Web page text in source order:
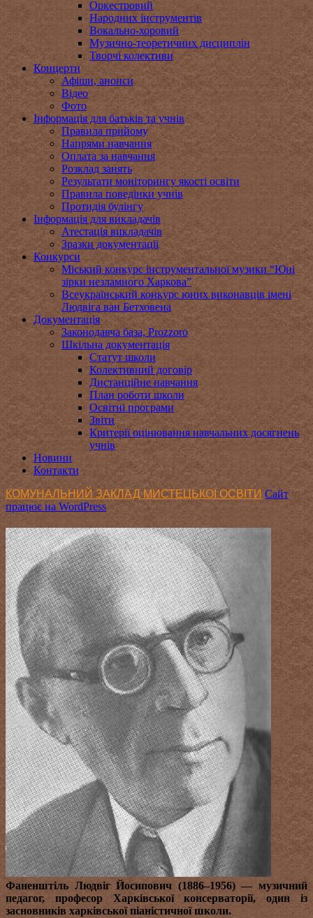
Оркестровий
Народних інструментів
Вокально-хоровий
Музично-теоретичних дисциплін
Творчі колективи
Концерти
Афіши, анонси
Відео
Фото
Інформація для батьків та учнів
Правила прийому
Напрями навчання
Оплата за навчання
Розклад занять
Результати моніторингу якості освіти
Правила поведінки учнів
Протидія булінгу
Інформація для викладачів
Атестація викладачів
Зразки документації
Конкурси
Міський конкурс інструментальної музики “Юні
зірки незламного Харкова”
Всеукраїнський конкурс юних виконавців імені
Людвіга ван Бетховена
Документація
Законодавча база, Prozzoro
Шкільна документація
Статут школи
Колективний договір
Дистанційне навчання
План роботи школи
Освітні програми
Звіти
Критерії оцінювання навчальних досягнень
учнів
Новини
Контакти
КОМУНАЛЬНИЙ ЗАКЛАД МИСТЕЦЬКОЇ ОСВІТИ Сайт
працює на WordPress
Фаненштіль Людвіг Йосипович (1886–1956)— музичний
педагог, професор Харківської консерваторії, один із
засновників харківської піаністичної школи.